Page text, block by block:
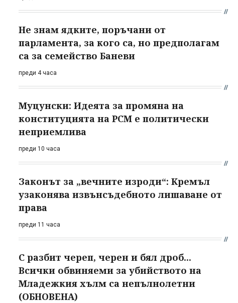
Не знам ядките, поръчани от
парламента, за кого са, но предполагам
са за семейство Баневи
преди 4 часа
Муцунски: Идеята за промяна на
конституцията на РСМ е политически
неприемлива
преди 10 часа
Законът за „вечните изроди“: Кремъл
узаконява извънсъдебното лишаване от
права
преди 11 часа
С разбит череп, черен и бял дроб...
Всички обвиняеми за убийството на
Младежкия хълм са непълнолетни
(ОБНОВЕНА)